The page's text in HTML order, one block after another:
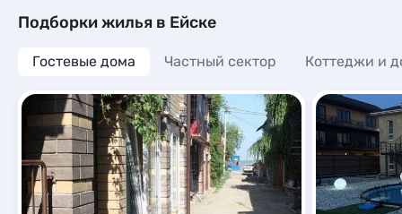
Подборки жилья в Ейске
Гостевые дома Частный сектор Коттеджи и